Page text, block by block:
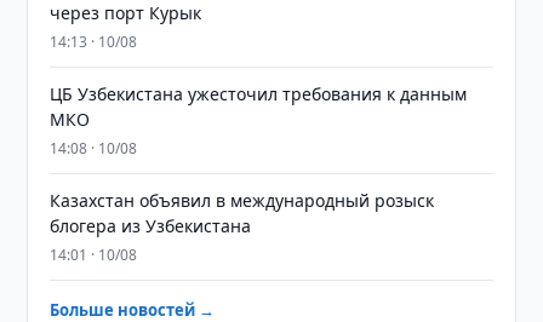
через порт Курык
14:13 · 10/08
ЦБ Узбекистана ужесточил требования к данным
МКО
14:08 · 10/08
Казахстан объявил в международный розыск
блогера из Узбекистана
14:01 · 10/08
Больше новостей →